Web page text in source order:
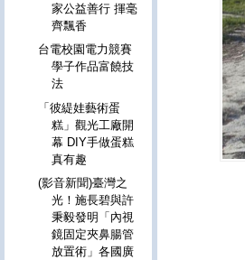
家公益善行 揮毫
齊飄香
台電校園電力競賽
學子作品富饒技
法
「彼緹娃藝術蛋
糕」觀光工廠開
幕 DIY手做蛋糕
真有趣
(影音新聞)臺灣之
光！施長碧與許
秉毅發明「內視
鏡固定夾鼻腸管
放置術」各國廣